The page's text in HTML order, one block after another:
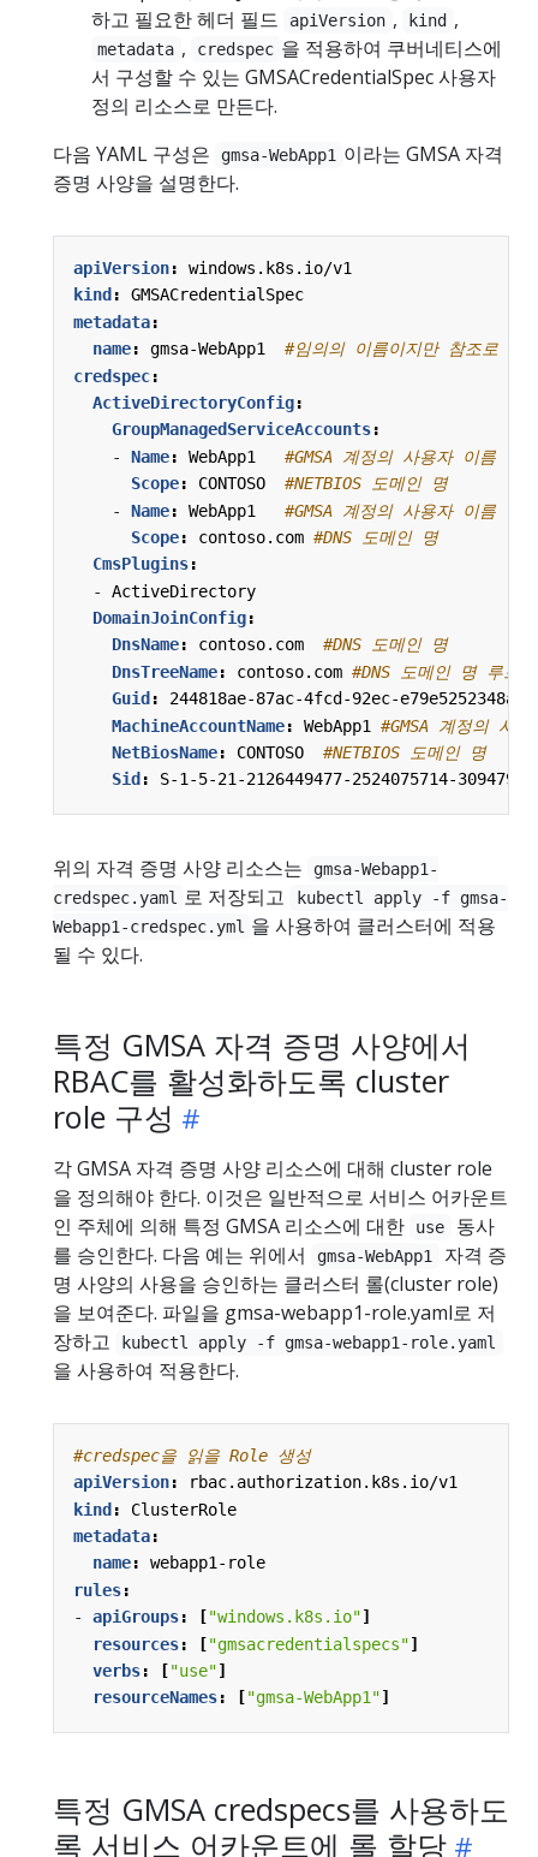
하고 필요한 헤더 필드
apiVersion , kind ,
metadata , credspec 을 적용하여 쿠버네티스에
서 구성할 수 있는 GMSACredentialSpec 사용자
정의 리소스로 만든다.
다음 YAML 구성은
gmsa-WebApp1 이라는 GMSA 자격
증명 사양을 설명한다.
apiVersion:
windows.k8s.io/v1
kind :
GMSACredentialSpec
metadata:
name: gmsa-WebApp1
#임의의 이름이지만 참조로 사
credspec:
ActiveDirectoryConfig:
GroupManagedServiceAccounts:
- Name: WebApp1
#GMSA 계정의 사용자 이름
Scope: CONTOSO
#NETBIOS 도메인 명
- Name: WebApp1
#GMSA 계정의 사용자 이름
Scope: contoso.com #DNS 도메인 명
CmsPlugins:
- ActiveDirectory
DomainJoinConfig:
DnsName: contoso.com
#DNS 도메인 명
DnsTreeName: contoso.com #DNS 도메인 명 루트
Guid : 244818ae-87ac-4fcd-92ec-e79e5252348a
MachineAccountName: WebApp1
#GMSA 계정의 사
NetBiosName: CONTOSO
#NETBIOS 도메인 명
Sid : S-1-5-21-2126449477-2524075714-
위의 자격 증명 사양 리소스는
gmsa-Webapp1-
credspec.yaml 로 저장되고
kubectl apply -f gmsa-
Webapp1-credspec.yml 을 사용하여 클러스터에 적용
될 수 있다.
특정 GMSA 자격 증명 사양에서
RBAC를 활성화하도록 cluster
role 구성
각 GMSA 자격 증명 사양 리소스에 대해 cluster role
을 정의해야 한다. 이것은 일반적으로 서비스 어카운트
인 주체에 의해 특정 GMSA 리소스에 대한
use
동사
를 승인한다. 다음 예는 위에서
gmsa-WebApp1
자격 증
명 사양의 사용을 승인하는 클러스터 롤(cluster role)
을 보여준다. 파일을 gmsa-webapp1-role.yaml로 저
장하고
kubectl apply -f gmsa-webapp1-role.yaml
을 사용하여 적용한다.
#credspec을 읽을 Role 생성
apiVersion:
rbac.authorization.k8s.io/v1
kind:
ClusterRole
metadata:
name:
webapp1-role
rules:
- apiGroups: ["windows.k8s.io"]
resources: ["gmsacredentialspecs"]
verbs: ["use"]
resourceNames: ["gmsa-WebApp1"]
특정 GMSA credspecs를 사용하도
록 서비스 어카운트에 롤 할당